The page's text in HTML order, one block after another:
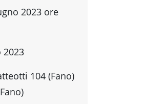
2023 ore
104 (Fano)